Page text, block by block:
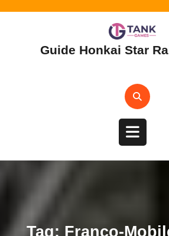
Guide Honkai Star
Tag: Franco-